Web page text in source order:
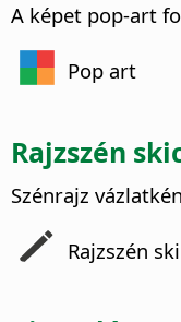
A képet pop-art
Pop art
Rajzszén
Szénrajz
Rajzszén